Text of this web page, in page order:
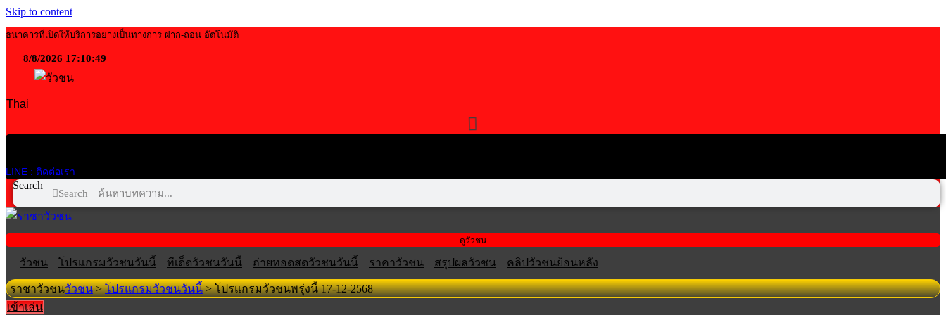
Skip to content
ธนาคารที่เปิดให้บริการอย่างเป็นทางการ ฝาก-ถอน อัตโนมัติ
8/8/2026 17:10:50
Thai
LINE : ติดต่อเรา
Search
Search
ดูวัวชน
วัวชน โปรแกรมวัวชนวันนี้ ทีเด็ดวัวชนวันนี้ ถ่ายทอดสดวัวชนวันนี้ ราคาวัวชน สรุปผลวัวชน คลิปวัวชนย้อนหลัง
ราชาวัวชนวัวชน>โปรแกรมวัวชนวันนี้>โปรแกรมวัวชนพรุ่งนี้ 17-12-2568
เข้าเล่น